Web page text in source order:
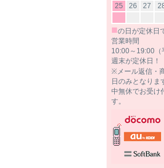
25
26 27
■の日が定休日
営業時間
10:00～19:00（
週末が定休日！
※メール返信・
日のみとなりま
中無休でお受け
す。